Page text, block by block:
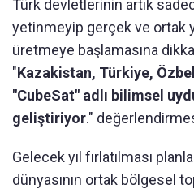
Türk devletlerinin artık
yetinmeyip gerçek ve ortak
üretmeye başlamasına
"Kazakistan, Türkiye,
"CubeSat" adlı bilimsel
geliştiriyor."
Gelecek yıl fırlatılması
dünyasının ortak bölgesel